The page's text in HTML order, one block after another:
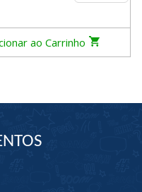
ao Carrinho